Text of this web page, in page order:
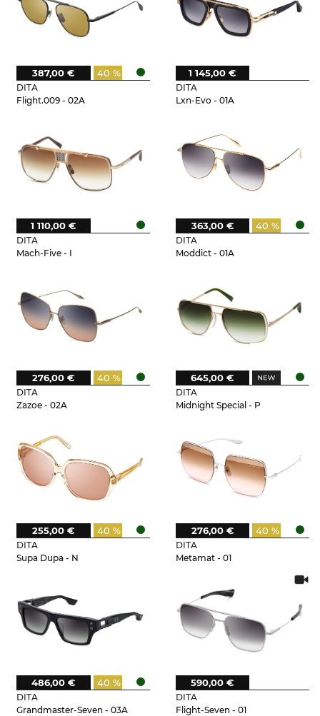
DITA
Flight.009 - 02A
40 %
387,00 €
DITA
Lxn-Evo - 01A
1 145,00 €
DITA
Mach-Five - I
1 110,00 €
DITA
Moddict - 01A
40 %
363,00 €
DITA
Zazoe - 02A
40 %
276,00 €
DITA
Midnight Special - P
645,00 €
DITA
Supa Dupa - N
40 %
255,00 €
DITA
Metamat - 01
40 %
276,00 €
DITA
Grandmaster-Seven - 03A
40 %
486,00 €
DITA
Flight-Seven - 01
590,00 €